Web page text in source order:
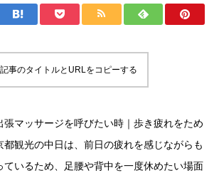
事のタイトルとURLをコピーする
マッサージを呼びたい時｜歩き疲れをため
観光の中日は、前日の疲れを感じながらも
ているため、足腰や背中を一度休めたい場面